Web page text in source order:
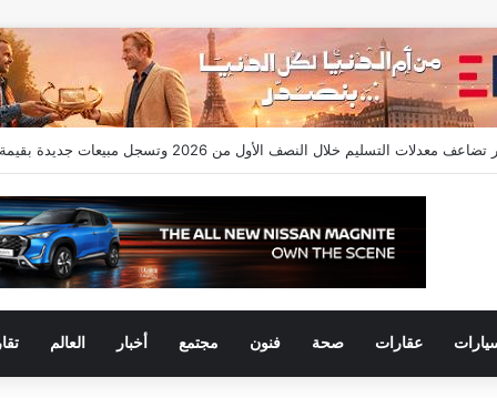
أول سيارة أوبل 7 مقاعد في مصر
عقارات صحة فنون مجتمع أخبار العالم